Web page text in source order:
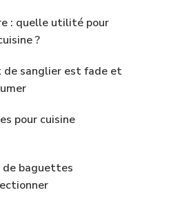
: quelle utilité pour
?
de sanglier est fade et
pour cuisine
baguettes